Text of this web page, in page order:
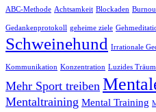
ABC-Methode Achtsamkeit Blockaden
Gedankenprotokoll geheime ziele
Schweinehund Irrationale
Kommunikation Konzentration Luzides
Mehr Sport treiben
Mentaltraining Mental Training